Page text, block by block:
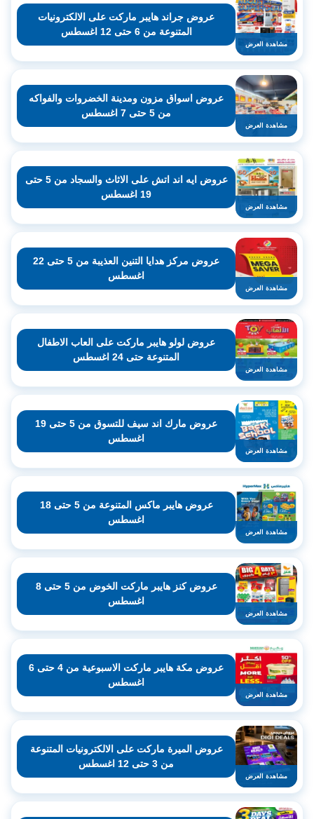
مشاهدة العرض
عروض جراند هايبر ماركت على الالكترونيات
المتنوعة من 6 حتى 12 اغسطس
مشاهدة العرض
عروض اسواق مزون ومدينة الخضروات والفواكه
من 5 حتى 7 اغسطس
مشاهدة العرض
عروض ايه اند اتش على الاثاث والسجاد من 5 حتى
19 اغسطس
مشاهدة العرض
عروض مركز هدايا التنين العذيبة من 5 حتى 22
اغسطس
مشاهدة العرض
عروض لولو هايبر ماركت على العاب الاطفال
المتنوعة حتى 24 اغسطس
مشاهدة العرض
عروض مارك اند سيف للتسوق من 5 حتى 19
اغسطس
مشاهدة العرض
عروض هايبر ماكس المتنوعة من 5 حتى 18
اغسطس
مشاهدة العرض
عروض كنز هايبر ماركت الخوض من 5 حتى 8
اغسطس
مشاهدة العرض
عروض مكة هايبر ماركت الاسبوعية من 4 حتى 6
اغسطس
مشاهدة العرض
عروض الميرة ماركت على الالكترونيات المتنوعة
من 3 حتى 12 اغسطس